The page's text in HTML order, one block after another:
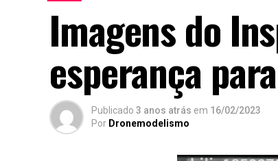
Imagens do
esperança
Publicado 3 anos atrás em 16/02/2023
Por Dronemodelismo